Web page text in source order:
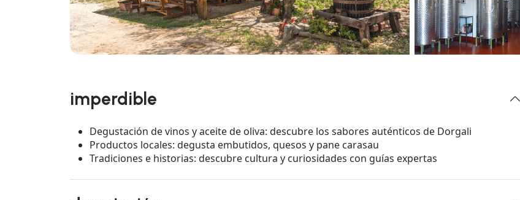
imperdible
Degustación de vinos y aceite de oliva: descubre los sabores auténticos de Dorgali
Productos locales: degusta embutidos, quesos y pane carasau
Tradiciones e historias: descubre cultura y curiosidades con guías expertas